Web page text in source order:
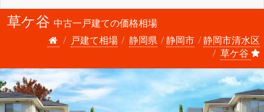
草ケ谷 中古一戸建ての価格相場
戸建て相場
静岡県 静岡市
静岡市清水区
草ケ谷